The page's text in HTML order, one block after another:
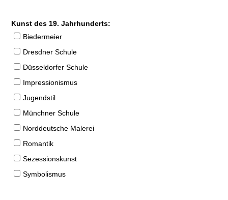
Kunst des 19. Jahrhunderts:
Biedermeier
Dresdner Schule
Düsseldorfer Schule
Impressionismus
Jugendstil
Münchner Schule
Norddeutsche Malerei
Romantik
Sezessionskunst
Symbolismus